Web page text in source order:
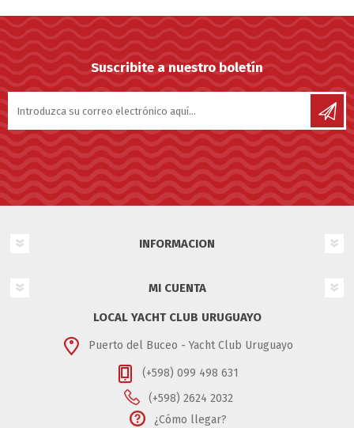
Suscribite a nuestro boletín
INFORMACION
MI CUENTA
LOCAL YACHT CLUB URUGUAYO
Puerto del Buceo - Yacht Club Uruguayo
(+598) 099 498 631
(+598) 2624 2032
¿Cómo llegar?